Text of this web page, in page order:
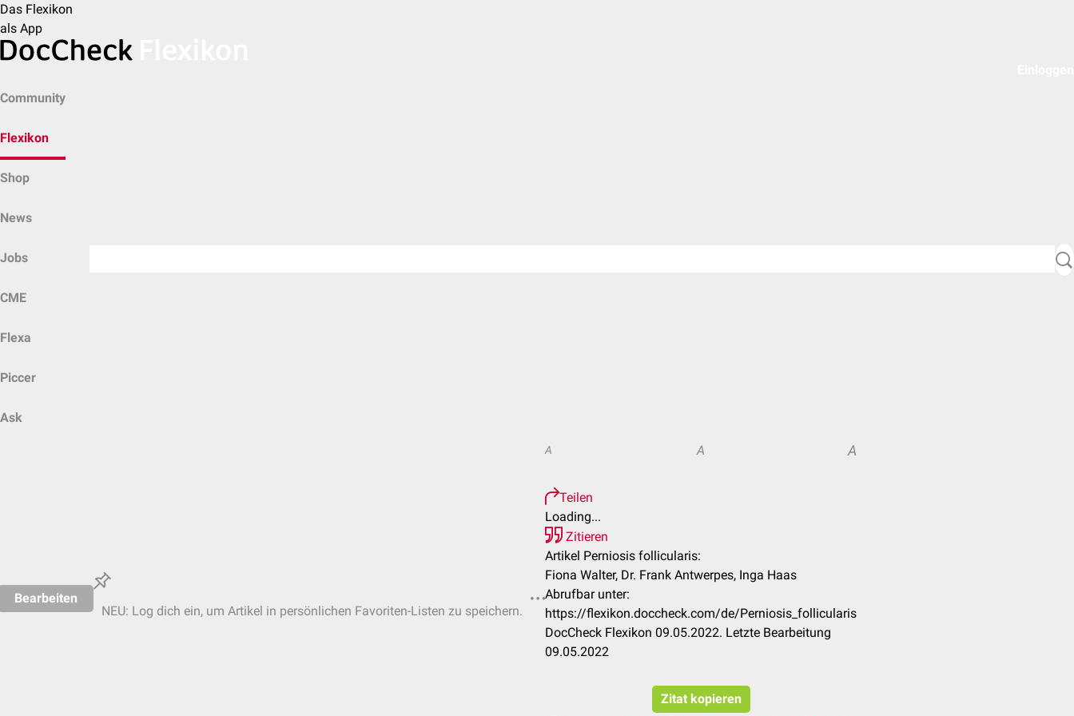
Das Flexikon
als App
Community
Flexikon
Shop
News
Jobs
CME
Flexa
Piccer
Ask
Bearbeiten
NEU: Log dich ein, um Artikel in persönlichen Favoriten-Listen zu speichern.
A A A
Teilen
Loading...
Zitieren
Artikel Perniosis follicularis:
Fiona Walter, Dr. Frank Antwerpes, Inga Haas
Abrufbar unter:
https://flexikon.doccheck.com/de/Perniosis_follicularis
DocCheck Flexikon 09.05.2022. Letzte Bearbeitung
09.05.2022
Zitat kopieren